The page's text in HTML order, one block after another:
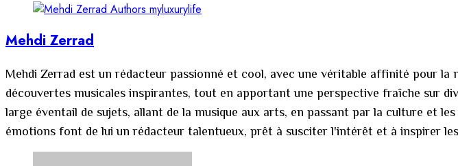
Mehdi Zerrad
Mehdi Zerrad est un rédacteur passionné et cool, avec une véritable affinité pour
découvertes musicales inspirantes, tout en apportant une perspective fraîche sur
large éventail de sujets, allant de la musique aux arts, en passant par la culture et
émotions font de lui un rédacteur talentueux, prêt à susciter l'intérêt et à inspirer